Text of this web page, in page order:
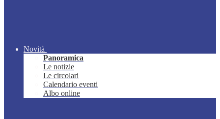
Novità
Panoramica
Le notizie
Le circolari
Calendario eventi
Albo online